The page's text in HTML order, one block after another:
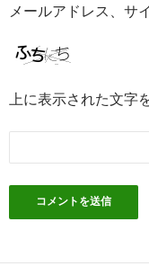
メールアドレス、サ
上に表示された文字